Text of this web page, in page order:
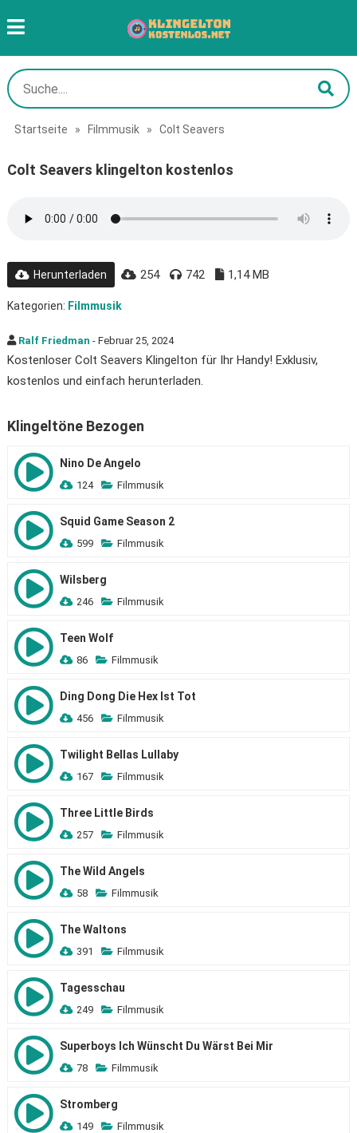
Startseite » Filmmusik » Colt Seavers
Colt Seavers klingelton kostenlos
Herunterladen 254 742 1,14 MB
Kategorien: Filmmusik
Ralf Friedman - Februar 25, 2024
Kostenloser Colt Seavers Klingelton für Ihr Handy! Exklusiv,
kostenlos und einfach herunterladen.
Klingeltöne Bezogen
Nino De Angelo
124 Filmmusik
Squid Game Season 2
599 Filmmusik
Wilsberg
246 Filmmusik
Teen Wolf
86 Filmmusik
Ding Dong Die Hex Ist Tot
456 Filmmusik
Twilight Bellas Lullaby
167 Filmmusik
Three Little Birds
257 Filmmusik
The Wild Angels
58 Filmmusik
The Waltons
391 Filmmusik
Tagesschau
249 Filmmusik
Superboys Ich Wünscht Du Wärst Bei Mir
78 Filmmusik
Stromberg
149 Filmmusik